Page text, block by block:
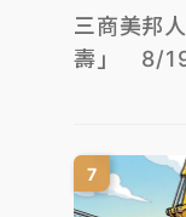
三商美邦
壽」 8/19